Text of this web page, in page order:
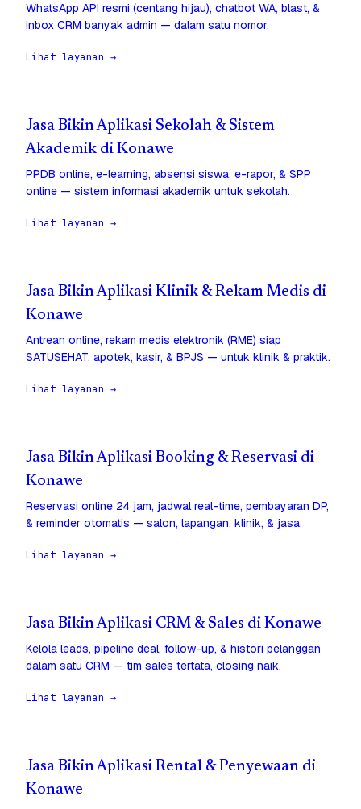
WhatsApp API resmi (centang hijau), chatbot WA, blast, &
inbox CRM banyak admin — dalam satu nomor.
Lihat layanan →
Jasa Bikin Aplikasi Sekolah & Sistem
Akademik di Konawe
PPDB online, e-learning, absensi siswa, e-rapor, & SPP
online — sistem informasi akademik untuk sekolah.
Lihat layanan →
Jasa Bikin Aplikasi Klinik & Rekam Medis di
Konawe
Antrean online, rekam medis elektronik (RME) siap
SATUSEHAT, apotek, kasir, & BPJS — untuk klinik & praktik.
Lihat layanan →
Jasa Bikin Aplikasi Booking & Reservasi di
Konawe
Reservasi online 24 jam, jadwal real-time, pembayaran DP,
& reminder otomatis — salon, lapangan, klinik, & jasa.
Lihat layanan →
Jasa Bikin Aplikasi CRM & Sales di Konawe
Kelola leads, pipeline deal, follow-up, & histori pelanggan
dalam satu CRM — tim sales tertata, closing naik.
Lihat layanan →
Jasa Bikin Aplikasi Rental & Penyewaan di
Konawe